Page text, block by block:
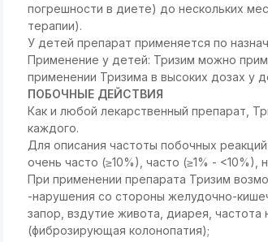
погрешности в диете) до нескольких
терапии).
У детей препарат применяется по
Применение у детей: Тризим можно
применении Тризима в высоких дозах у
ПОБОЧНЫЕ ДЕЙСТВИЯ
Как и любой лекарственный препарат,
каждого.
Для описания частоты побочных
очень часто (≥10%), часто (≥1% - <10%),
При применении препарата Тризим
-нарушения со стороны желудочно-
запор, вздутие живота, диарея,
(фиброзирующая колонопатия);